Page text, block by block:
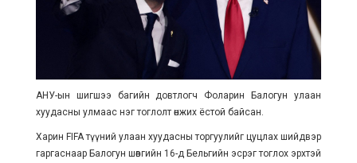
АНУ-ын шигшээ багийн довтлогч Фоларин Балогун улаан
хуудасны улмаас нэг тоглолт өнжих ёстой байсан.
Харин FIFA түүний улаан хуудасны торгуулийг цуцлах шийдвэр
гаргаснаар Балогун шөвгийн 16-д Бельгийн эсрэг тоглох эрхтэй